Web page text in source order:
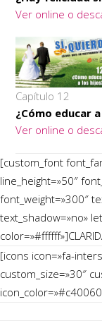
Ver online o
Capítulo 12
¿Cómo educar
Ver online o
[custom_font
line_height=»50″
font_weight=»300″
text_shadow=»no»
[icons icon=»fa-
custom_size=»30″